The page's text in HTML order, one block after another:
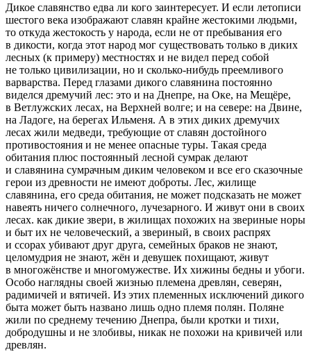
Дикое славянство едва ли кого заинтересует. И если летописи
шестого века изображают славян крайне жестокими людьми,
то откуда жестокость у народа, если не от пребывания его
в дикости, когда этот народ мог существовать только в диких
лесных (к примеру) местностях и не видел перед собой
не только цивилизации, но и сколько-нибудь преемливого
варварства. Перед глазами дикого славянина постоянно
виделся дремучий лес: это и на Днепре, на Оке, на Мещёре,
в Ветлужских лесах, на Верхней волге; и на севере: на Двине,
на Ладоге, на берегах Ильменя. А в этих диких дремучих
лесах жили медведи, требующие от славян достойного
противостояния и не менее опасные туры. Такая среда
обитания плюс постоянный лесной сумрак делают
и славянина сумрачным диким человеком и все его сказочные
герои из древности не имеют доброты. Лес, жилище
славянина, его среда обитания, не может подсказать не может
навеять ничего солнечного, лучезарного. И живут они в своих
лесах. как дикие звери, в жилищах похожих на звериные норы
и быт их не человеческий, а звериный, в своих распрях
и ссорах убивают друг друга, семейных браков не знают,
целомудрия не знают, жён и девушек похищают, живут
в многожёнстве и многомужестве. Их хижины бедны и убоги.
Особо наглядны своей жизнью племена древлян, северян,
радимичей и вятичей. Из этих племенных исключений дикого
быта может быть названо лишь одно племя полян. Поляне
жили по среднему течению Днепра, были кротки и тихи,
добродушны и не злобивы, никак не похожи на кривичей или
древлян.